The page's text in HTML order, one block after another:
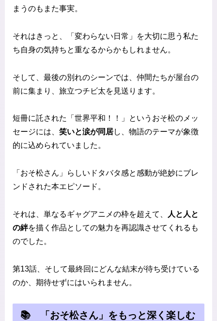
まうのもまた事実。
それはきっと、「変わらない日常」を大切に思う私た
ち自身の気持ちと重なるからかもしれません。
そして、最後の別れのシーンでは、仲間たちが屋台の
前に集まり、旅立つチビ太を見送ります。
短冊に託された「世界平和！！」というおそ松のメッ
セージには、 笑いと涙が同居し、物語のテーマが象徴
的に込められていました。
「おそ松さん」らしいドタバタ感と感動が絶妙にブレ
ンドされた本エピソード。
それは、単なるギャグアニメの枠を超えて、
人と人と
の絆を描く作品としての魅力を再認識させてくれるも
のでした。
第13話、そして最終回にどんな結末が待ち受けている
のか、期待せずにはいられません。
📚 「おそ松さん」をもっと深く楽しむ